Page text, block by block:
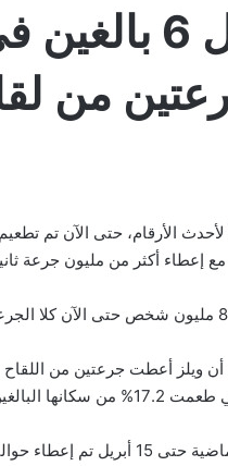
1 من كل 6
من
إعطاء أكثر من مليون جرعة
واسكتلندا (15.5%).